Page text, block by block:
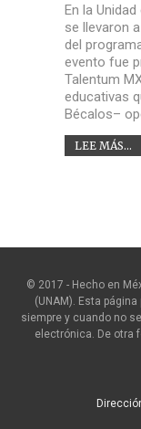
En la
se llevaron
del
evento fue
Talentum
educativas
Bécalos–
LEE MÁS...
© 2017 - Hecho en
(UNAM). Esta
siempre y cuando no
electrónica. De otra